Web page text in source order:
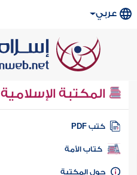
عربي
المكتبة الإسلامية
كتب PDF
كتاب الأمة